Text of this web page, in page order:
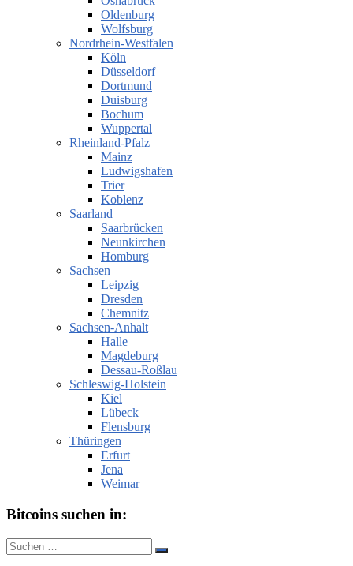
Oldenburg
Wolfsburg
Nordrhein-Westfalen
Köln
Düsseldorf
Dortmund
Duisburg
Bochum
Wuppertal
Rheinland-Pfalz
Mainz
Ludwigshafen
Trier
Koblenz
Saarland
Saarbrücken
Neunkirchen
Homburg
Sachsen
Leipzig
Dresden
Chemnitz
Sachsen-Anhalt
Halle
Magdeburg
Dessau-Roßlau
Schleswig-Holstein
Kiel
Lübeck
Flensburg
Thüringen
Erfurt
Jena
Weimar
Bitcoins suchen in:
Suche
nach:
Suchen